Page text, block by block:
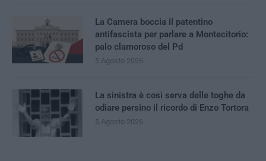
La Camera boccia il patentino
antifascista per parlare a Montecitorio:
palo clamoroso del Pd
5 Agosto 2026
La sinistra è così serva delle toghe da
odiare persino il ricordo di Enzo Tortora
5 Agosto 2026